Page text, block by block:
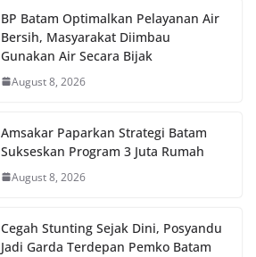
BP Batam Optimalkan Pelayanan Air
Bersih, Masyarakat Diimbau
Gunakan Air Secara Bijak
August 8, 2026
Amsakar Paparkan Strategi Batam
Sukseskan Program 3 Juta Rumah
August 8, 2026
Cegah Stunting Sejak Dini, Posyandu
Jadi Garda Terdepan Pemko Batam